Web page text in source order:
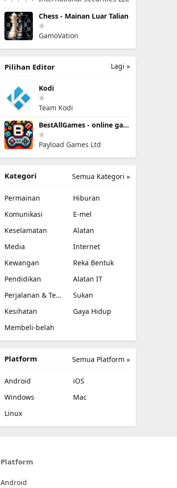
Chess - Mainan Luar Talian
GamoVation
Lagi »
Pilihan Editor
Kodi
Team Kodi
BestAllGames - online games
Payload Games Ltd
Semua Kategori »
Kategori
Permainan
Hiburan
Komunikasi
E-mel
Keselamatan
Alatan
Media
Internet
Kewangan
Reka Bentuk
Pendidikan
Alatan IT
Perjalanan & Tempatan
Sukan
Kesihatan
Gaya Hidup
Membeli-belah
Semua Platform »
Platform
Android
iOS
Windows
Mac
Linux
Platform
Android